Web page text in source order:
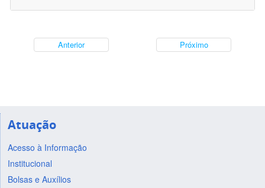
Anterior Próximo
Atuação
Acesso à Informação
Institucional
Bolsas e Auxílios